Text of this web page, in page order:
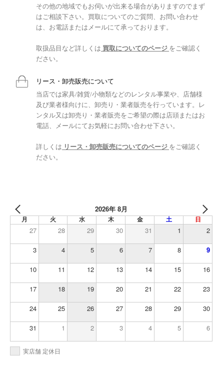
その他の地域でもお伺いが出来る場合がありますのでまず
はご相談下さい。買取についてのご質問、お問い合わせ
は、お電話またはメールにて承っております。
取扱品目など詳しくは 買取についてのページ をご確認く
ださい。
リース・卸売販売について
当店では家具/雑貨/小物類などのレンタル事業や、店舗様
及び業者様向けに、卸売り・業者販売を行っています。レ
ンタル又は卸売り・業者販売をご希望の際は店頭またはお
電話、メールにてお気軽にお問い合わせ下さい。
詳しくは リース・卸売販売についてのページ をご確認く
ださい。
2026年 8月
月 火 水 木 金 土 日
27 28 29 30 31 1 2
3 4 5 6 7 8 9
10 11 12 13 14 15 16
17 18 19 20 21 22 23
24 25 26 27 28 29 30
31 1 2 3 4 5 6
実店舗 定休日